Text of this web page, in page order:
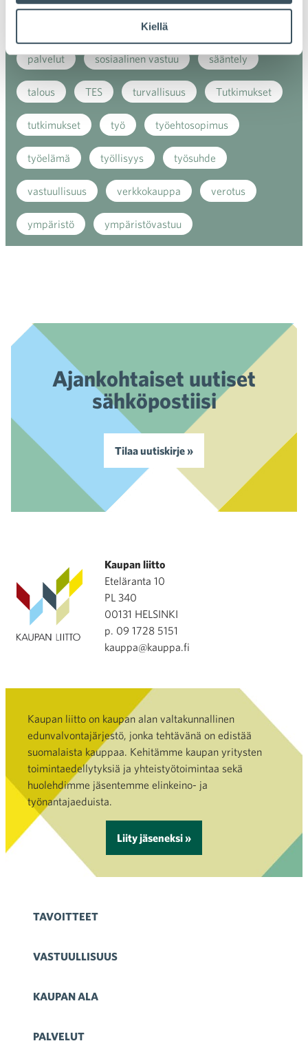
Kiellä
nuoret
palvelut sosiaalinen vastuu sääntely
talous TES turvallisuus Tutkimukset
tutkimukset työ työehtosopimus
työelämä työllisyys työsuhde
vastuullisuus verkkokauppa verotus
ympäristö ympäristövastuu
Ajankohtaiset uutiset
sähköpostiisi
Tilaa uutiskirje »
Kaupan liitto
Eteläranta 10
PL 340
00131 HELSINKI
p. 09 1728 5151
kauppa@kauppa.fi
Kaupan liitto on kaupan alan valtakunnallinen
edunvalvontajärjestö, jonka tehtävänä on edistää
suomalaista kauppaa. Kehitämme kaupan yritysten
toimintaedellytyksiä ja yhteistyötoimintaa sekä
huolehdimme jäsentemme elinkeino- ja
työnantajaeduista.
Liity jäseneksi »
TAVOITTEET
VASTUULLISUUS
KAUPAN ALA
PALVELUT